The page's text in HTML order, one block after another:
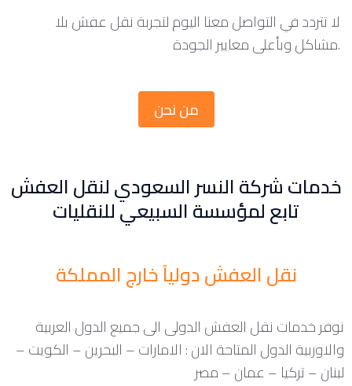
لا تتردد في التواصل معنا اليوم لتجربة نقل عفش بلا
مشاكل وبأعلى معايير الجودة.
من نحن
خدمات شركة النسر السعودي لنقل العفش
تابع لمؤسسة السبيعي للنقليات
نقل العفش دولياً خارج المملكة
نوفر خدمات نقل العفش الدولى الى جميع الدول العربية
والاوربية الدول المتاحة الان : الامارات – البحرين – الكويت –
لبنان – تركيا – عمان – مصر